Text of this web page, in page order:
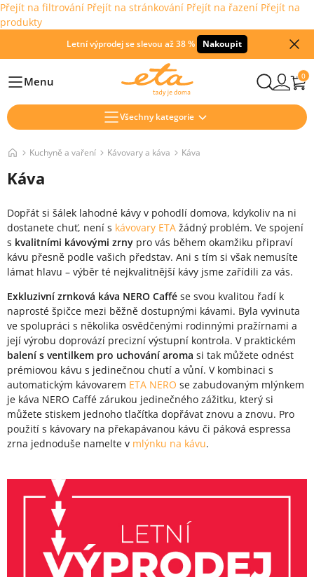
Přejít na filtrování Přejít na stránkování Přejít na řazení Přejít na
produkty
Letní výprodej se slevou až 38 % Nakoupit
HlavníMenu 0
Všechny kategorie
Kuchyně a vaření Kávovary a káva Káva
Káva
Dopřát si šálek lahodné kávy v pohodlí domova, kdykoliv na ni
dostanete chuť, není s kávovary ETA žádný problém. Ve spojení
s kvalitními kávovými zrny pro vás během okamžiku připraví
kávu přesně podle vašich představ. Ani s tím si však nemusíte
lámat hlavu – výběr té nejkvalitnější kávy jsme zařídili za vás.
Exkluzivní zrnková káva NERO Caffé se svou kvalitou řadí k
naprosté špičce mezi běžně dostupnými kávami. Byla vyvinuta
ve spolupráci s několika osvědčenými rodinnými pražírnami a
její výrobu doprovází precizní výstupní kontrola. V praktickém
balení s ventilkem pro uchování aroma si tak můžete odnést
prémiovou kávu s jedinečnou chutí a vůní. V kombinaci s
automatickým kávovarem ETA NERO se zabudovaným mlýnkem
je káva NERO Caffé zárukou jedinečného zážitku, který si
můžete stiskem jednoho tlačítka dopřávat znovu a znovu. Pro
použití s kávovary na překapávanou kávu či páková espressa
zrna jednoduše namelte v mlýnku na kávu.